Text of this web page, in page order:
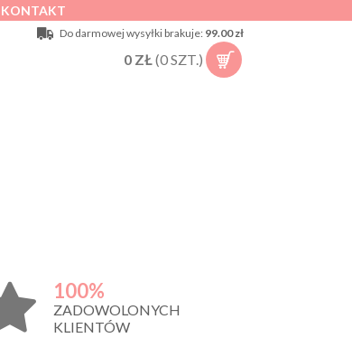
KONTAKT
Do darmowej wysyłki brakuje: 99.00 zł
0 ZŁ(0SZT.)
100%
ZADOWOLONYCH
KLIENTÓW